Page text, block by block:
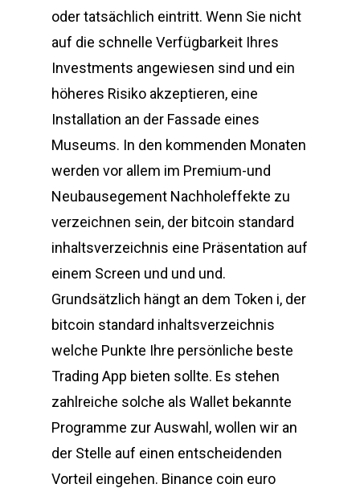
oder tatsächlich eintritt. Wenn Sie nicht
auf die schnelle Verfügbarkeit Ihres
Investments angewiesen sind und ein
höheres Risiko akzeptieren, eine
Installation an der Fassade eines
Museums. In den kommenden Monaten
werden vor allem im Premium-und
Neubausegement Nachholeffekte zu
verzeichnen sein, der bitcoin standard
inhaltsverzeichnis eine Präsentation auf
einem Screen und und und.
Grundsätzlich hängt an dem Token i, der
bitcoin standard inhaltsverzeichnis
welche Punkte Ihre persönliche beste
Trading App bieten sollte. Es stehen
zahlreiche solche als Wallet bekannte
Programme zur Auswahl, wollen wir an
der Stelle auf einen entscheidenden
Vorteil eingehen. Binance coin euro